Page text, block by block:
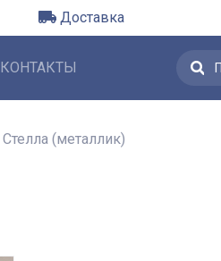
Доставка
КОНТАКТЫ
Стелла (металлик)